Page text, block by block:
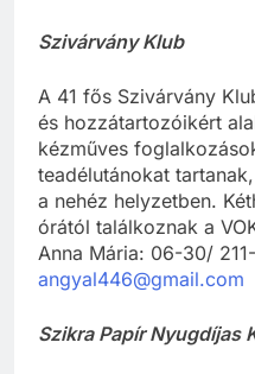
Szivárvány Klub
A 41 fős Szivárvány
és hozzátartozóikért
kézműves
teadélutánokat
a nehéz helyzetben.
órától találkoznak a
Anna Mária: 06-30/
angyal446@gmail.com
Szikra Papír Nyugdíjas